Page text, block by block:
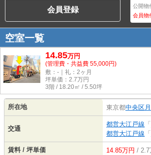
会員登録 公開物
会員物
空室一覧
14.85万円
(管理費・共益費 55,000円)
敷：-｜礼：2ヶ月
坪単価： 2.7万円
3階 / 18.20㎡ / 5.50坪
所在地 東京都中央区
交通
都営大江戸線 「
都営大江戸線 「
賃料 / 坪単価 14.85万円 / 2.7